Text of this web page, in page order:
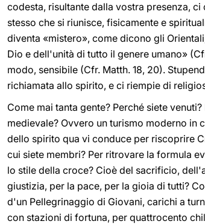
codesta, risultante dalla vostra presenza,
stesso che si riunisce, fisicamente e
diventa «mistero», come dicono gli
Dio e dell'unità di tutto il genere umano»
modo, sensibile (Cfr. Matth. 18, 20).
richiamata allo spirito, e ci riempie di
Come mai tanta gente? Perché siete
medievale? Ovvero un turismo moderno in
dello spirito qua vi conduce per riscoprire
cui siete membri? Per ritrovare la formula
lo stile della croce? Cioè del sacrificio,
giustizia, per la pace, per la gioia di tutti?
d'un Pellegrinaggio di Giovani, carichi a
con stazioni di fortuna, per quattrocento